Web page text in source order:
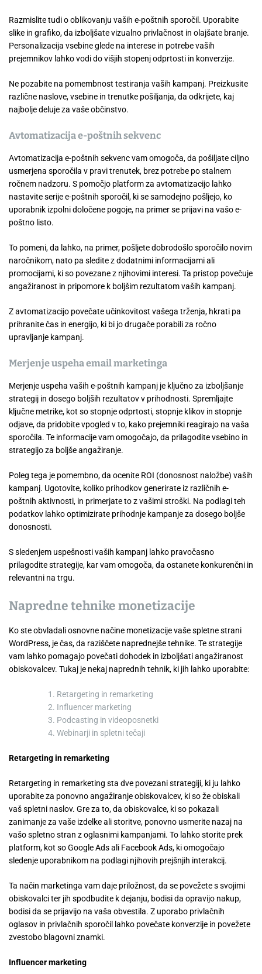
Razmislite tudi o oblikovanju vaših e-poštnih sporočil. Uporabite
slike in grafiko, da izboljšate vizualno privlačnost in olajšate branje.
Personalizacija vsebine glede na interese in potrebe vaših
prejemnikov lahko vodi do višjih stopenj odprtosti in konverzije.
Ne pozabite na pomembnost testiranja vaših kampanj. Preizkusite
različne naslove, vsebine in trenutke pošiljanja, da odkrijete, kaj
najbolje deluje za vaše občinstvo.
Avtomatizacija e-poštnih sekvenc
Avtomatizacija e-poštnih sekvenc vam omogoča, da pošiljate ciljno
usmerjena sporočila v pravi trenutek, brez potrebe po stalnem
ročnem nadzoru. S pomočjo platform za avtomatizacijo lahko
nastavite serije e-poštnih sporočil, ki se samodejno pošljejo, ko
uporabnik izpolni določene pogoje, na primer se prijavi na vašo e-
poštno listo.
To pomeni, da lahko, na primer, pošljete dobrodošlo sporočilo novim
naročnikom, nato pa sledite z dodatnimi informacijami ali
promocijami, ki so povezane z njihovimi interesi. Ta pristop povečuje
angažiranost in pripomore k boljšim rezultatom vaših kampanj.
Z avtomatizacijo povečate učinkovitost vašega trženja, hkrati pa
prihranite čas in energijo, ki bi jo drugače porabili za ročno
upravljanje kampanj.
Merjenje uspeha email marketinga
Merjenje uspeha vaših e-poštnih kampanj je ključno za izboljšanje
strategij in dosego boljših rezultatov v prihodnosti. Spremljajte
ključne metrike, kot so stopnje odprtosti, stopnje klikov in stopnje
odjave, da pridobite vpogled v to, kako prejemniki reagirajo na vaša
sporočila. Te informacije vam omogočajo, da prilagodite vsebino in
strategijo za boljše angažiranje.
Poleg tega je pomembno, da ocenite ROI (donosnost naložbe) vaših
kampanj. Ugotovite, koliko prihodkov generirate iz različnih e-
poštnih aktivnosti, in primerjate to z vašimi stroški. Na podlagi teh
podatkov lahko optimizirate prihodnje kampanje za dosego boljše
donosnosti.
S sledenjem uspešnosti vaših kampanj lahko pravočasno
prilagodite strategije, kar vam omogoča, da ostanete konkurenčni in
relevantni na trgu.
Napredne tehnike monetizacije
Ko ste obvladali osnovne načine monetizacije vaše spletne strani
WordPress, je čas, da raziščete naprednejše tehnike. Te strategije
vam lahko pomagajo povečati dohodek in izboljšati angažiranost
obiskovalcev. Tukaj je nekaj naprednih tehnik, ki jih lahko uporabite:
Retargeting in remarketing
Influencer marketing
Podcasting in videoposnetki
Webinarji in spletni tečaji
Retargeting in remarketing
Retargeting in remarketing sta dve povezani strategiji, ki ju lahko
uporabite za ponovno angažiranje obiskovalcev, ki so že obiskali
vaš spletni naslov. Gre za to, da obiskovalce, ki so pokazali
zanimanje za vaše izdelke ali storitve, ponovno usmerite nazaj na
vašo spletno stran z oglasnimi kampanjami. To lahko storite prek
platform, kot so Google Ads ali Facebook Ads, ki omogočajo
sledenje uporabnikom na podlagi njihovih prejšnjih interakcij.
Ta način marketinga vam daje priložnost, da se povežete s svojimi
obiskovalci ter jih spodbudite k dejanju, bodisi da opravijo nakup,
bodisi da se prijavijo na vaša obvestila. Z uporabo privlačnih
oglasov in privlačnih sporočil lahko povečate konverzije in povežete
zvestobo blagovni znamki.
Influencer marketing